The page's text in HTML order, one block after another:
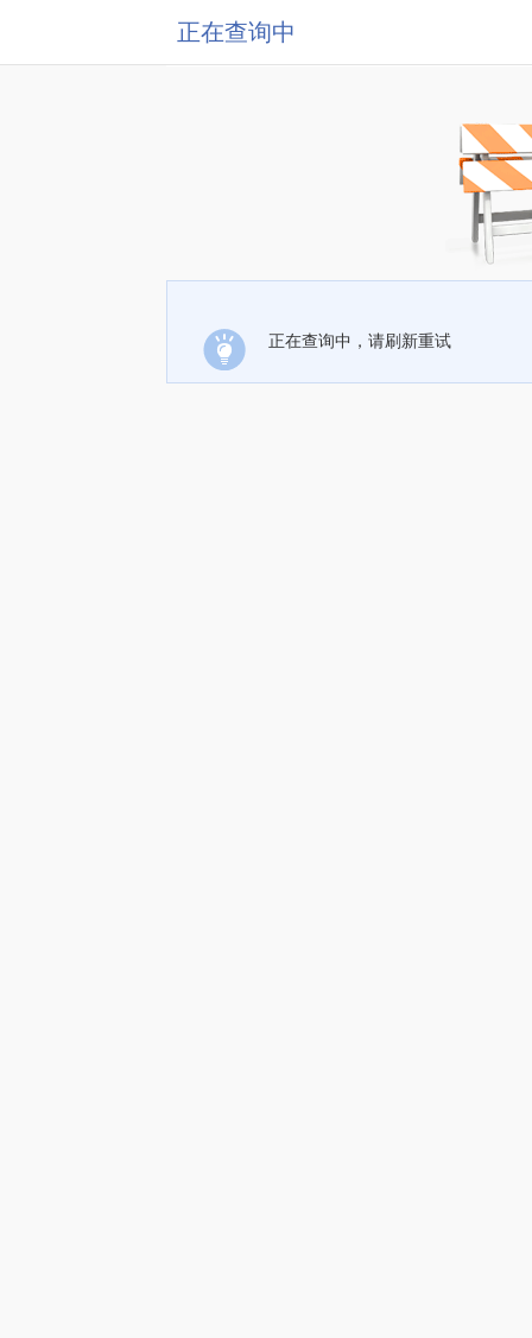
正在查询中
正在查询中，请刷新重试